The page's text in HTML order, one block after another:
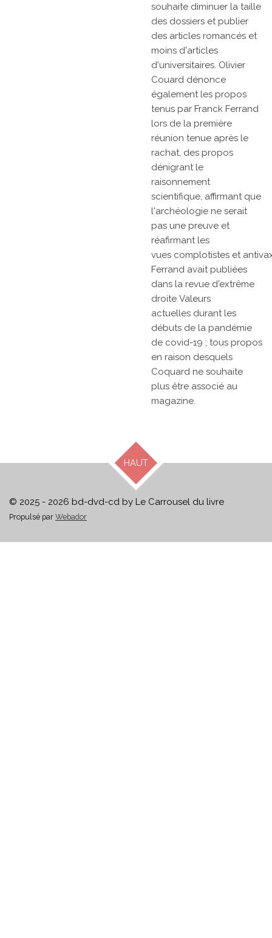
souhaite diminuer la taille
des dossiers et publier
des articles romancés et
moins d'articles
d'universitaires. Olivier
Couard dénonce
également les propos
tenus par Franck Ferrand
lors de la première
réunion tenue après le
rachat, des propos
dénigrant le
raisonnement
scientifique, affirmant que
l'archéologie ne serait
pas une preuve et
réafirmant les
vues complotistes et
Ferrand avait publiées
dans la revue d'extrême
droite Valeurs
actuelles durant les
débuts de la pandémie
de covid-19 ; tous propos
en raison desquels
Coquard ne souhaite
plus être associé au
magazine.
HAUT
© 2025 - 2026 bd-dvd-cd by Le Carrousel du livre
Propulsé par Webador